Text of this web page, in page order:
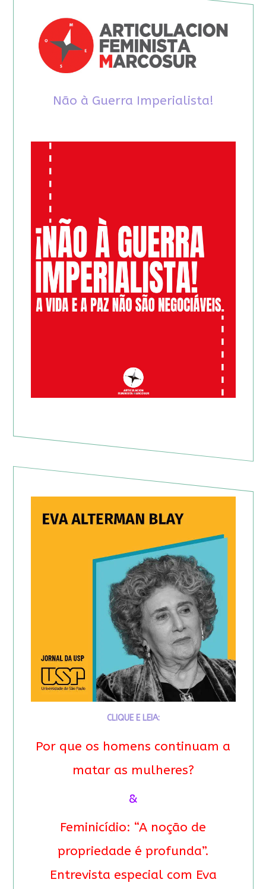
Não à Guerra Imperialista!
CLIQUE E LEIA:
Por que os homens continuam a
matar as mulheres?
&
Feminicídio: “A noção de
propriedade é profunda”.
Entrevista especial com Eva